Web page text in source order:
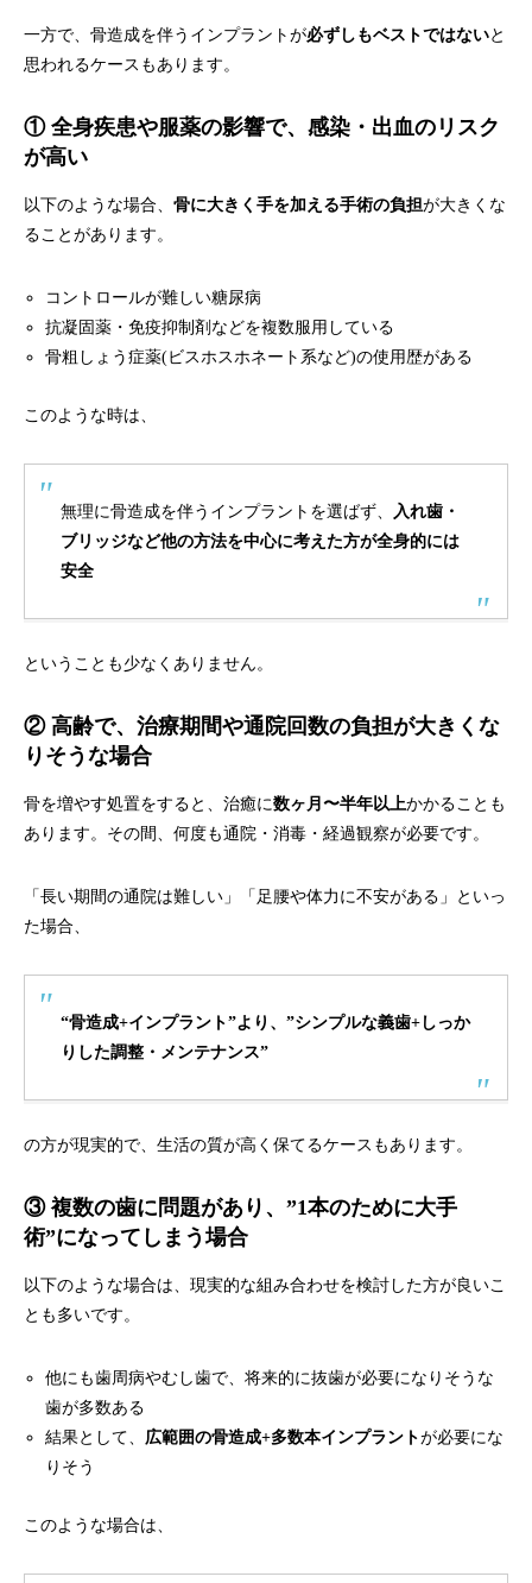
一方で、骨造成を伴うインプラントが必ずしもベストではないと
思われるケースもあります。
① 全身疾患や服薬の影響で、感染・出血のリスク
が高い
以下のような場合、 骨に大きく手を加える手術の負担が大きくな
ることがあります。
コントロールが難しい糖尿病
抗凝固薬・免疫抑制剤などを複数服用している
骨粗しょう症薬(ビスホスホネート系など)の使用歴がある
このような時は、
無理に骨造成を伴うインプラントを選ばず、 入れ歯・
ブリッジなど他の方法を中心に考えた方が全身的には
安全
ということも少なくありません。
② 高齢で、治療期間や通院回数の負担が大きくな
りそうな場合
骨を増やす処置をすると、治癒に数ヶ月〜半年以上かかることも
あります。その間、何度も通院・消毒・経過観察が必要です。
「長い期間の通院は難しい」「足腰や体力に不安がある」といっ
た場合、
“骨造成+インプラント”より、”シンプルな義歯+しっか
りした調整・メンテナンス”
の方が現実的で、生活の質が高く保てるケースもあります。
③ 複数の歯に問題があり、”1本のために大手
術”になってしまう場合
以下のような場合は、現実的な組み合わせを検討した方が良いこ
とも多いです。
他にも歯周病やむし歯で、将来的に抜歯が必要になりそうな
歯が多数ある
結果として、 広範囲の骨造成+多数本インプラントが必要にな
りそう
このような場合は、